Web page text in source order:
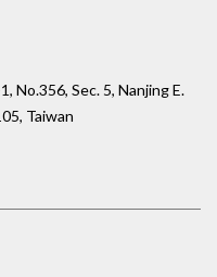
No.356, Sec. 5, Nanjing E.
Taiwan